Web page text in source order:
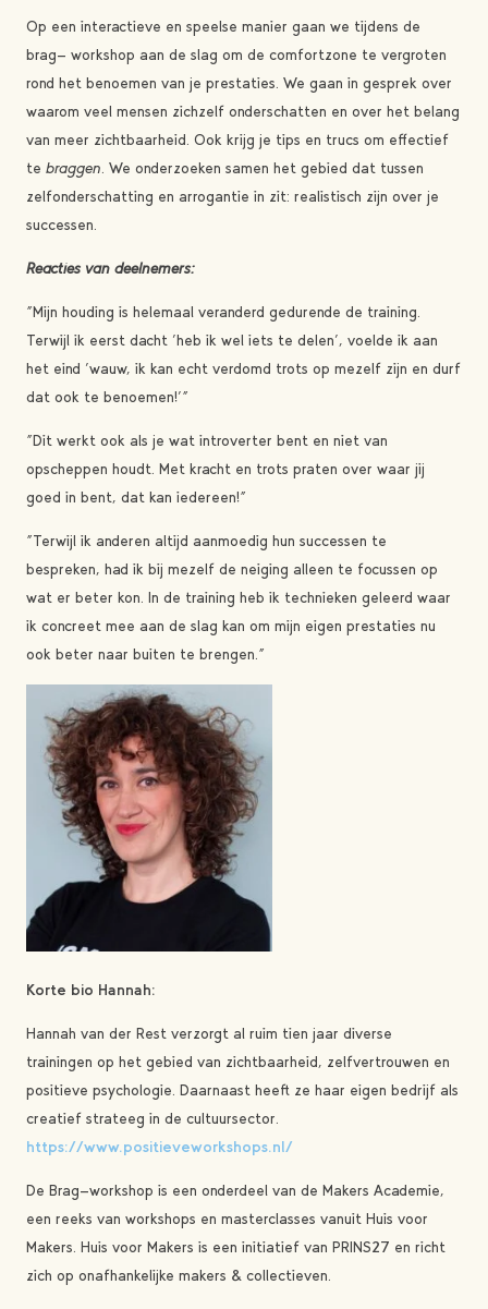
Op een interactieve en speelse manier gaan we tijdens de
brag- workshop aan de slag om de comfortzone te vergroten
rond het benoemen van je prestaties. We gaan in gesprek over
waarom veel mensen zichzelf onderschatten en over het belang
van meer zichtbaarheid. Ook krijg je tips en trucs om effectief
te braggen. We onderzoeken samen het gebied dat tussen
zelfonderschatting en arrogantie in zit: realistisch zijn over je
successen.
Reacties van deelnemers:
“Mijn houding is helemaal veranderd gedurende de training.
Terwijl ik eerst dacht ‘heb ik wel iets te delen’, voelde ik aan
het eind ‘wauw, ik kan echt verdomd trots op mezelf zijn en durf
dat ook te benoemen!’”
“Dit werkt ook als je wat introverter bent en niet van
opscheppen houdt. Met kracht en trots praten over waar jij
goed in bent, dat kan iedereen!”
“Terwijl ik anderen altijd aanmoedig hun successen te
bespreken, had ik bij mezelf de neiging alleen te focussen op
wat er beter kon. In de training heb ik technieken geleerd waar
ik concreet mee aan de slag kan om mijn eigen prestaties nu
ook beter naar buiten te brengen.”
Korte bio Hannah:
Hannah van der Rest verzorgt al ruim tien jaar diverse
trainingen op het gebied van zichtbaarheid, zelfvertrouwen en
positieve psychologie. Daarnaast heeft ze haar eigen bedrijf als
creatief strateeg in de cultuursector.
https://www.positieveworkshops.nl/
De Brag-workshop is een onderdeel van de Makers Academie,
een reeks van workshops en masterclasses vanuit Huis voor
Makers. Huis voor Makers is een initiatief van PRINS27 en richt
zich op onafhankelijke makers & collectieven.